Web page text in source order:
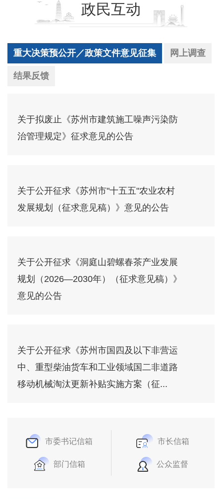
政民互动
重大决策预公开／政策文件意见征集 网上调查
结果反馈
关于拟废止《苏州市建筑施工噪声污染防
治管理规定》征求意见的公告
关于公开征求《苏州市"十五五"农业农村
发展规划（征求意见稿）》意见的公告
关于公开征求《洞庭山碧螺春茶产业发展
规划（2026—2030年）（征求意见稿）》
意见的公告
关于公开征求《苏州市国四及以下非营运
中、重型柴油货车和工业领域国二非道路
移动机械淘汰更新补贴实施方案（征...
市委书记信箱 市长信箱
部门信箱 公众监督